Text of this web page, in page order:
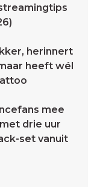
herinnert
heeft wél
mee
drie uur
set vanuit